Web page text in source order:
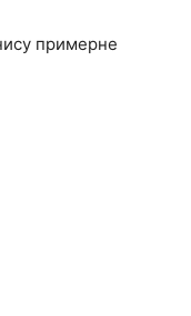
примерне